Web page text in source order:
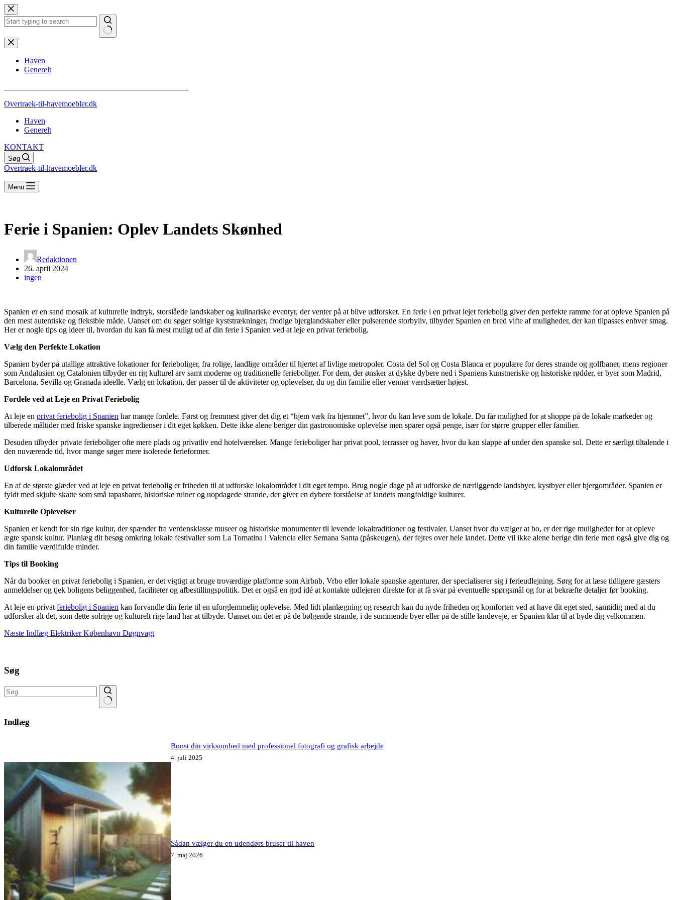
Fortsæt
til
indhold
Ingen
resultater
Haven
Generelt
Overtraek-til-havemoebler.dk
Haven
Generelt
KONTAKT
Søg
Overtraek-til-havemoebler.dk
Menu
Ferie i Spanien: Oplev Landets Skønhed
Redaktionen
26. april 2024
ingen
Spanien er en sand mosaik af kulturelle indtryk, storslåede landskaber og kulinariske eventyr, der venter på at blive udforsket. En ferie i en privat lejet feriebolig giver den perfekte ramme for at opleve Spanien på
den mest autentiske og fleksible måde. Uanset om du søger solrige kyststrækninger, frodige bjerglandskaber eller pulserende storbyliv, tilbyder Spanien en bred vifte af muligheder, der kan tilpasses enhver smag.
Her er nogle tips og ideer til, hvordan du kan få mest muligt ud af din ferie i Spanien ved at leje en privat feriebolig.
Vælg den Perfekte Lokation
Spanien byder på utallige attraktive lokationer for ferieboliger, fra rolige, landlige områder til hjertet af livlige metropoler. Costa del Sol og Costa Blanca er populære for deres strande og golfbaner, mens regioner
som Andalusien og Catalonien tilbyder en rig kulturel arv samt moderne og traditionelle ferieboliger. For dem, der ønsker at dykke dybere ned i Spaniens kunstneriske og historiske rødder, er byer som Madrid,
Barcelona, Sevilla og Granada ideelle. Vælg en lokation, der passer til de aktiviteter og oplevelser, du og din familie eller venner værdsætter højest.
Fordele ved at Leje en Privat Feriebolig
At leje en privat feriebolig i Spanien har mange fordele. Først og fremmest giver det dig et “hjem væk fra hjemmet”, hvor du kan leve som de lokale. Du får mulighed for at shoppe på de lokale markeder og
tilberede måltider med friske spanske ingredienser i dit eget køkken. Dette ikke alene beriger din gastronomiske oplevelse men sparer også penge, især for større grupper eller familier.
Desuden tilbyder private ferieboliger ofte mere plads og privatliv end hotelværelser. Mange ferieboliger har privat pool, terrasser og haver, hvor du kan slappe af under den spanske sol. Dette er særligt tiltalende i
den nuværende tid, hvor mange søger mere isolerede ferieformer.
Udforsk Lokalområdet
En af de største glæder ved at leje en privat feriebolig er friheden til at udforske lokalområdet i dit eget tempo. Brug nogle dage på at udforske de nærliggende landsbyer, kystbyer eller bjergområder. Spanien er
fyldt med skjulte skatte som små tapasbarer, historiske ruiner og uopdagede strande, der giver en dybere forståelse af landets mangfoldige kulturer.
Kulturelle Oplevelser
Spanien er kendt for sin rige kultur, der spænder fra verdensklasse museer og historiske monumenter til levende lokaltraditioner og festivaler. Uanset hvor du vælger at bo, er der rige muligheder for at opleve
ægte spansk kultur. Planlæg dit besøg omkring lokale festivaller som La Tomatina i Valencia eller Semana Santa (påskeugen), der fejres over hele landet. Dette vil ikke alene berige din ferie men også give dig og
din familie værdifulde minder.
Tips til Booking
Når du booker en privat feriebolig i Spanien, er det vigtigt at bruge troværdige platforme som Airbnb, Vrbo eller lokale spanske agenturer, der specialiserer sig i ferieudlejning. Sørg for at læse tidligere gæsters
anmeldelser og tjek boligens beliggenhed, faciliteter og afbestillingspolitik. Det er også en god idé at kontakte udlejeren direkte for at få svar på eventuelle spørgsmål og for at bekræfte detaljer før booking.
At leje en privat feriebolig i Spanien kan forvandle din ferie til en uforglemmelig oplevelse. Med lidt planlægning og research kan du nyde friheden og komforten ved at have dit eget sted, samtidig med at du
udforsker alt det, som dette solrige og kulturelt rige land har at tilbyde. Uanset om det er på de bølgende strande, i de summende byer eller på de stille landeveje, er Spanien klar til at byde dig velkommen.
Næste Indlæg Elektriker København Døgnvagt
Søg
resultater
Indlæg
Boost din virksomhed med professionel fotografi og grafisk arbejde
4. juli 2025
Sådan vælger du en udendørs bruser til haven
7. maj 2026